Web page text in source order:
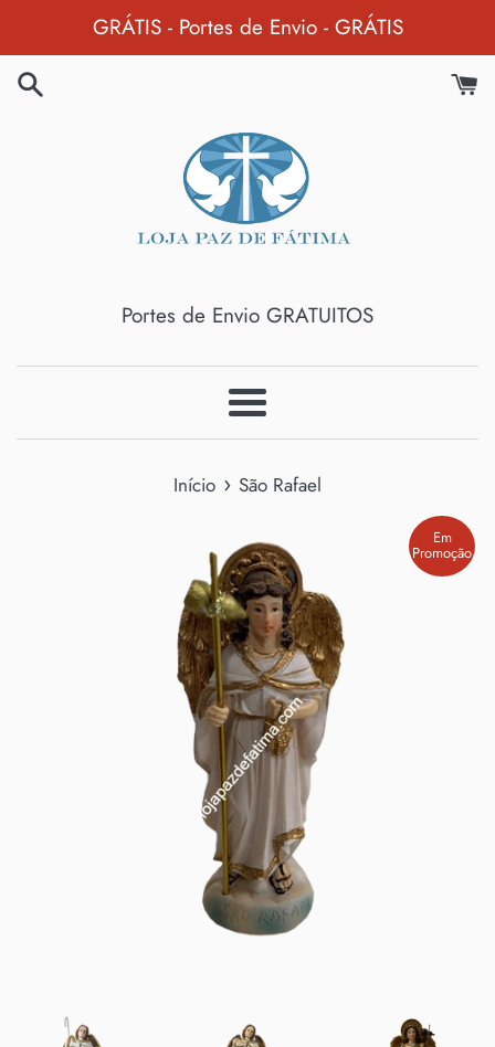
para
GRÁTIS - Portes de Envio - GRÁTIS
Portes de Envio GRATUITOS
Menu
Início › São Rafael
Em
Promoção